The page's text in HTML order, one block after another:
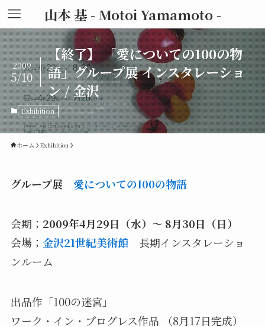
山本 基 - Motoi Yamamoto -
【終了】 「愛についての100の物
語」グループ展 インスタレーショ
ン / 金沢
2009
5/10
Exhibition
ホーム Exhibition
グループ展 愛についての100の物語
会期； 2009年4月29日（水）～ 8月30日（日）
会場； 金沢21世紀美術館
長期インスタレーショ
ンルーム
出品作「100の迷宮」
ワーク・イン・プログレス作品 （8月17日完成）